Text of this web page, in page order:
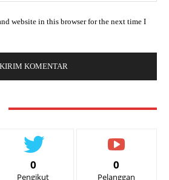
website in this browser for the next time I
0
Pengikut
0
Pelanggan